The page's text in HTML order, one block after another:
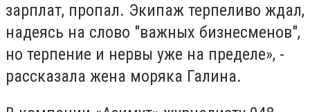
зарплат, пропал. Экипаж терпеливо ждал,
надеясь на слово "важных бизнесменов",
но терпение и нервы уже на пределе», -
рассказала жена моряка Галина.